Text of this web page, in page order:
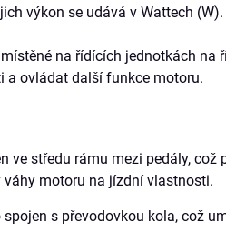
výkon se udává v Wattech
na řídících jednotkách
a ovládat další funkce motoru.
ve středu rámu mezi pedály,
motoru na jízdní vlastnosti.
s převodovkou kola, což